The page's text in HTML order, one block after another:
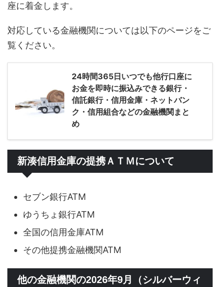
座に着金します。
対応している金融機関については以下のページをご
覧ください。
24時間365日いつでも他行口座に
お金を即時に振込みできる銀行・
信託銀行・信用金庫・ネットバン
ク・信用組合などの金融機関まと
め
新湊信用金庫の提携ＡＴＭについて
セブン銀行ATM
ゆうちょ銀行ATM
全国の信用金庫ATM
その他提携金融機関ATM
他の金融機関の2026年9月（シルバーウィ